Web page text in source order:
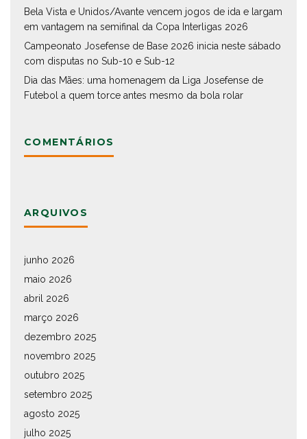
Bela Vista e Unidos/Avante vencem jogos de ida e largam
em vantagem na semifinal da Copa Interligas 2026
Campeonato Josefense de Base 2026 inicia neste sábado
com disputas no Sub-10 e Sub-12
Dia das Mães: uma homenagem da Liga Josefense de
Futebol a quem torce antes mesmo da bola rolar
COMENTÁRIOS
ARQUIVOS
junho 2026
maio 2026
abril 2026
março 2026
dezembro 2025
novembro 2025
outubro 2025
setembro 2025
agosto 2025
julho 2025